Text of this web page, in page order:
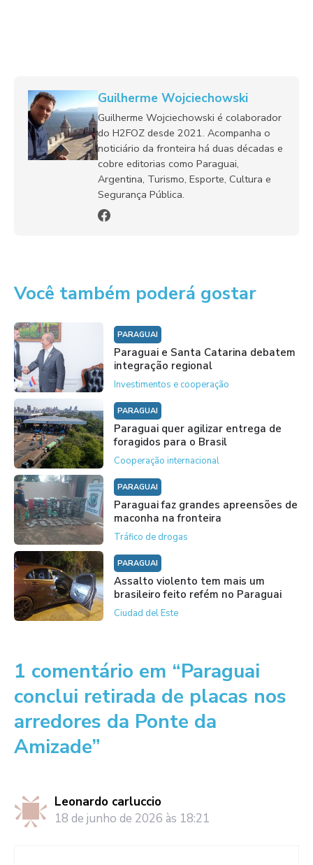
Guilherme Wojciechowski
Guilherme Wojciechowski é colaborador
do H2FOZ desde 2021. Acompanha o
noticiário da fronteira há duas décadas e
cobre editorias como Paraguai,
Argentina, Turismo, Esporte, Cultura e
Segurança Pública.
Você também poderá gostar
PARAGUAI
Paraguai e Santa Catarina debatem
integração regional
Investimentos e cooperação
PARAGUAI
Paraguai quer agilizar entrega de
foragidos para o Brasil
Cooperação internacional
PARAGUAI
Paraguai faz grandes apreensões de
maconha na fronteira
Tráfico de drogas
PARAGUAI
Assalto violento tem mais um
brasileiro feito refém no Paraguai
Ciudad del Este
1 comentário em “Paraguai
conclui retirada de placas nos
arredores da Ponte da
Amizade”
Leonardo carluccio
18 de junho de 2026 às 18:21